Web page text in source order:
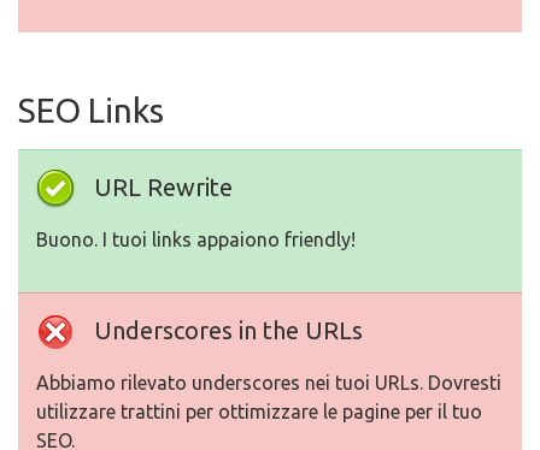
SEO Links
URL Rewrite
Buono. I tuoi links appaiono friendly!
Underscores in the URLs
Abbiamo rilevato underscores nei tuoi URLs. Dovresti
utilizzare trattini per ottimizzare le pagine per il tuo
SEO.